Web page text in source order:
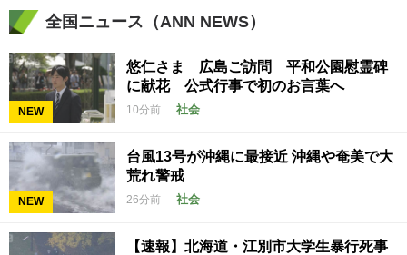
全国ニュース（ANN NEWS）
NEW
悠仁さま 広島ご訪問 平和公園慰霊碑
に献花 公式行事で初のお言葉へ
10分前 社会
NEW
台風13号が沖縄に最接近 沖縄や奄美で大
荒れ警戒
26分前 社会
【速報】北海道・江別市大学生暴行死事